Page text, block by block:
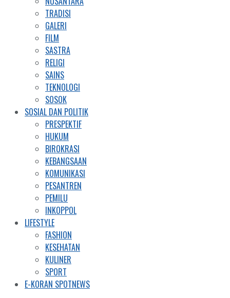
TRADISI
GALERI
FILM
SASTRA
RELIGI
SAINS
TEKNOLOGI
SOSOK
SOSIAL DAN POLITIK
PRESPEKTIF
HUKUM
BIROKRASI
KEBANGSAAN
KOMUNIKASI
PESANTREN
PEMILU
INKOPPOL
LIFESTYLE
FASHION
KESEHATAN
KULINER
SPORT
E-KORAN SPOTNEWS